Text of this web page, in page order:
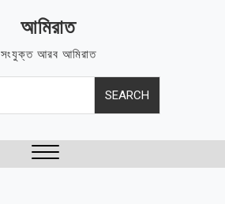
আমিরাত
সংযুক্ত আরব আমিরাত